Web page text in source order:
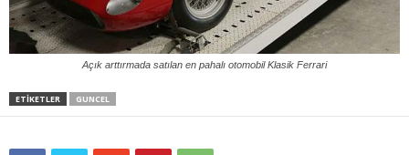
Açık arttırmada satılan en pahalı otomobil Klasik Ferrari
ETIKETLER GUNCEL